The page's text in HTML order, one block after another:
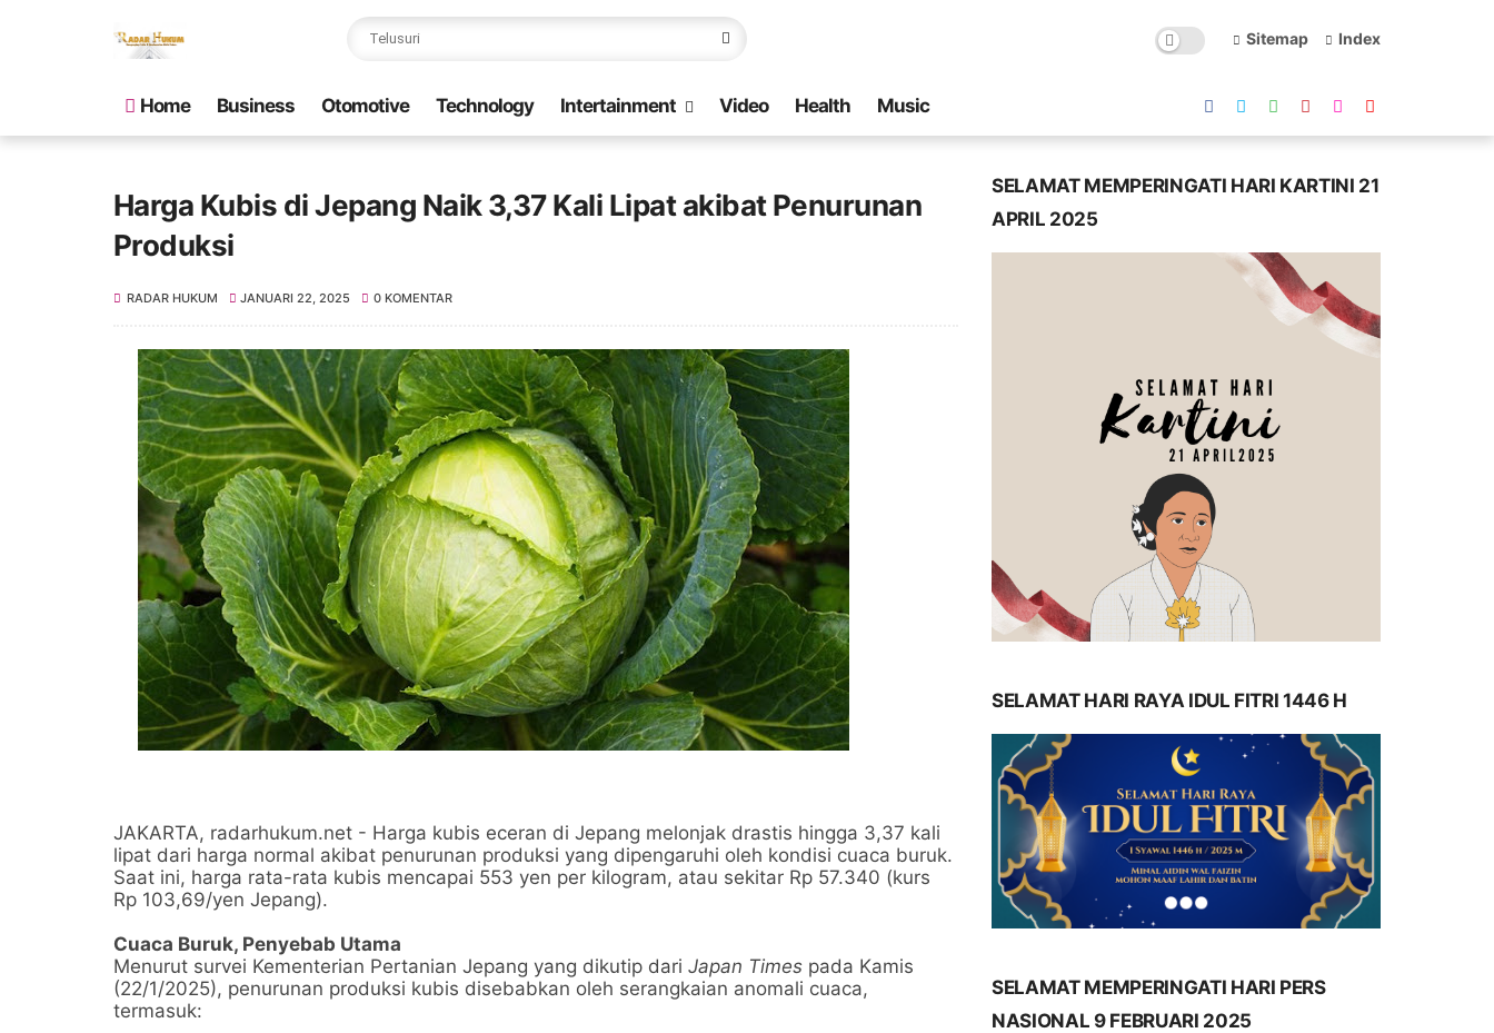
Sitemap Index
Home Business Otomotive Technology Intertainment Video Health Music
Harga Kubis di Jepang Naik 3,37 Kali Lipat akibat Penurunan
Produksi
RADAR HUKUM JANUARI 22, 2025 0 KOMENTAR
JAKARTA, radarhukum.net - Harga kubis eceran di Jepang melonjak drastis hingga 3,37 kali
lipat dari harga normal akibat penurunan produksi yang dipengaruhi oleh kondisi cuaca buruk.
Saat ini, harga rata-rata kubis mencapai 553 yen per kilogram, atau sekitar Rp 57.340 (kurs
Rp 103,69/yen Jepang).
Cuaca Buruk, Penyebab Utama
Menurut survei Kementerian Pertanian Jepang yang dikutip dari Japan Times pada Kamis
(22/1/2025), penurunan produksi kubis disebabkan oleh serangkaian anomali cuaca,
termasuk:
SELAMAT MEMPERINGATI HARI KARTINI 21
APRIL 2025
SELAMAT HARI RAYA IDUL FITRI 1446 H
SELAMAT MEMPERINGATI HARI PERS
NASIONAL 9 FEBRUARI 2025